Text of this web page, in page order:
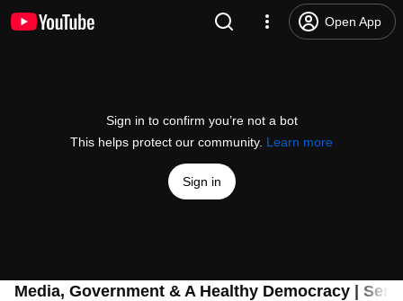
Open App
Sign in to confirm you’re not a bot
This helps protect our community. Learn more
Sign in
Media, Government & A Healthy Democracy |